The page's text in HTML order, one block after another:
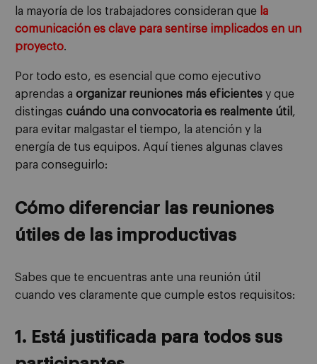
la mayoría de los trabajadores consideran que la
comunicación es clave para sentirse implicados en un
proyecto.
Por todo esto, es esencial que como ejecutivo
aprendas a organizar reuniones más eficientes y que
distingas cuándo una convocatoria es realmente útil ,
para evitar malgastar el tiempo, la atención y la
energía de tus equipos. Aquí tienes algunas claves
para conseguirlo:
Cómo diferenciar las reuniones
útiles de las improductivas
Sabes que te encuentras ante una reunión útil
cuando ves claramente que cumple estos requisitos:
1. Está justificada para todos sus